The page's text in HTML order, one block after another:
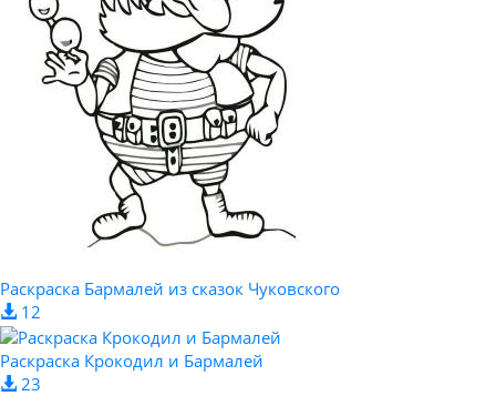
Раскраска Бармалей из сказок Чуковского
12
Раскраска Крокодил и Бармалей
23